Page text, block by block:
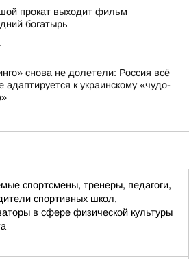
прокат выходит фильм
богатырь
снова не долетели: Россия всё
адаптируется к украинскому «чудо-
спортсмены, тренеры, педагоги,
спортивных школ,
в сфере физической культуры